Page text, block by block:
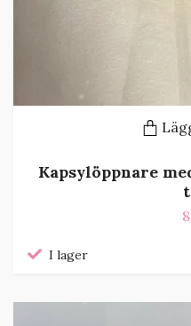
Kapsylöppnare
I lager